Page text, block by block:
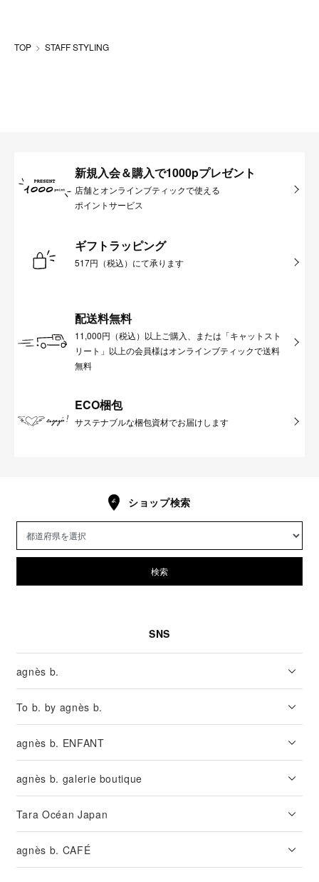
TOP STAFF STYLING
新規入会＆購入で1000pプレゼント
店舗とオンラインブティックで使える
ポイントサービス
ギフトラッピング
517円（税込）にて承ります
配送料無料
11,000円（税込）以上ご購入、または「キャットスト
リート」以上の会員様はオンラインブティックで送料
無料
ECO梱包
サステナブルな梱包資材でお届けします
ショップ検索
検索
SNS
agnès b.
To b. by agnès b.
agnès b. ENFANT
agnès b. galerie boutique
Tara Océan Japan
agnès b. CAFÉ